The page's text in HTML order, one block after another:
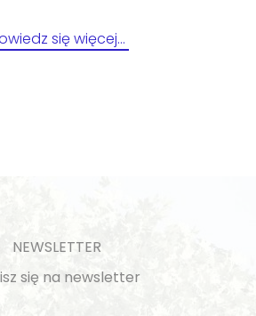
się więcej…
NEWSLETTER
się na newsletter